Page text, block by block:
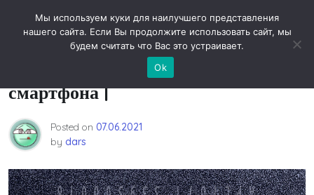
Новости технологий
Какой процессор лучше для
смартфона |
Posted on 07.06.2021
by dars
Мы используем куки для наилучшего представления
нашего сайта. Если Вы продолжите использовать сайт, мы
будем считать что Вас это устраивает.
Ok